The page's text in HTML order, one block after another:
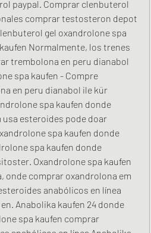
paypal. Comprar clenbuterol
comprar testosteron depot
gel oxandrolone spa
Normalmente, los trenes
trembolona en peru dianabol
spa kaufen - Compre
en peru dianabol ile kür
spa kaufen donde
esteroides pode doar
spa kaufen donde
spa kaufen donde
Oxandrolone spa kaufen
onde comprar oxandrolona em
anabólicos en línea
Anabolika kaufen 24 donde
spa kaufen comprar